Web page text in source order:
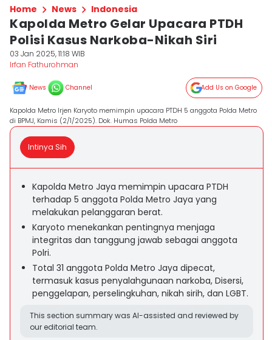
Home News Indonesia
Kapolda Metro Gelar Upacara PTDH
Polisi Kasus Narkoba-Nikah Siri
03 Jan 2025, 11:18 WIB
Irfan Fathurohman
News Channel Add Us on Google
Kapolda Metro Irjen Karyoto memimpin upacara PTDH 5 anggota Polda Metro
di BPMJ, Kamis (2/1/2025). Dok. Humas Polda Metro
Intinya Sih
Kapolda Metro Jaya memimpin upacara PTDH
terhadap 5 anggota Polda Metro Jaya yang
melakukan pelanggaran berat.
Karyoto menekankan pentingnya menjaga
integritas dan tanggung jawab sebagai anggota
Polri.
Total 31 anggota Polda Metro Jaya dipecat,
termasuk kasus penyalahgunaan narkoba, Disersi,
penggelapan, perselingkuhan, nikah sirih, dan LGBT.
This section summary was AI-assisted and reviewed by
our editorial team.